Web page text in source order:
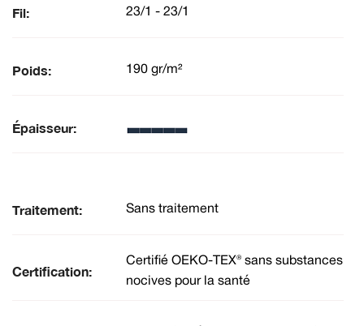
Fil: 23/1 - 23/1
Poids: 190 gr/m²
Épaisseur:
Traitement: Sans traitement
Certification:
Certifié OEKO-TEX® sans substances
nocives pour la santé